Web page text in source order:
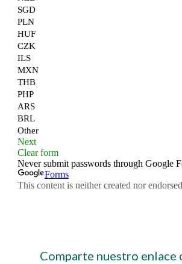
Comparte nuestro enlace